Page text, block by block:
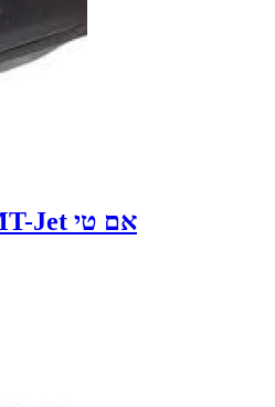
קסדת 3/4 לאופנוע MT-Jet אם טי